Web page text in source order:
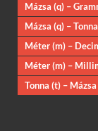
Mázsa (q) –
Mázsa (q) –
Méter (m) –
Méter (m) –
Tonna (t) – Mázsa